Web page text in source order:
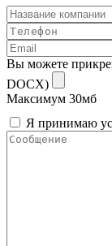
Вы можете
DOCX)
Максимум 30мб
Я принимаю